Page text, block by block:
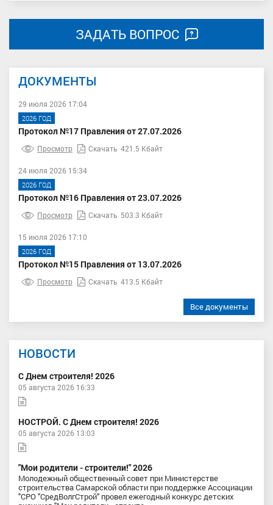
ЗАДАТЬ ВОПРОС
ДОКУМЕНТЫ
29 июля 2026 17:04
2026 ГОД
Протокол №17 Правления от 27.07.2026
Просмотр Скачать 421.5 Кбайт
24 июля 2026 15:34
2026 ГОД
Протокол №16 Правления от 23.07.2026
Просмотр Скачать 503.3 Кбайт
15 июля 2026 17:10
2026 ГОД
Протокол №15 Правления от 13.07.2026
Просмотр Скачать 413.5 Кбайт
Все документы
НОВОСТИ
С Днем строителя! 2026
05 августа 2026 16:33
НОСТРОЙ. С Днем строителя! 2026
05 августа 2026 13:03
"Мои родители - строители!" 2026
Молодежный общественный совет при Министерстве
строительства Самарской области при поддержке Ассоциации
"СРО "СредВолгСтрой" провел ежегодный конкурс детских